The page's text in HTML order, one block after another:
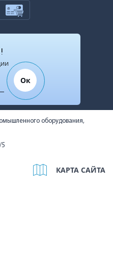
Ок
оборудования,
5
КАРТА САЙТА